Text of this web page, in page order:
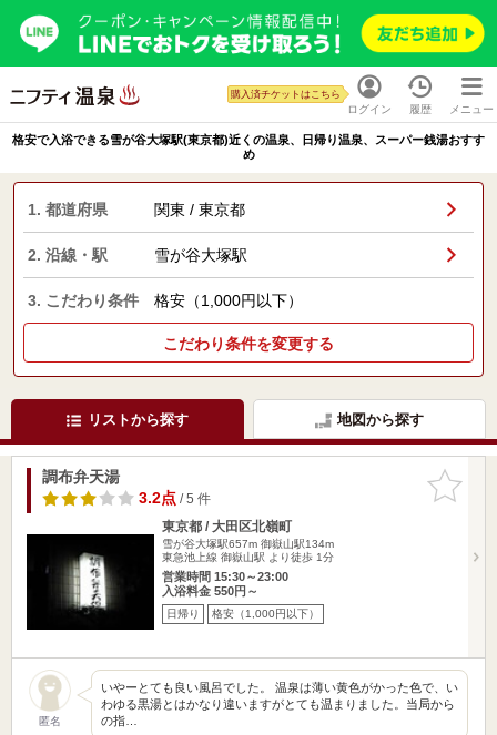
ログイン
購入済チケットはこちら
履歴 メニュー
格安で入浴できる雪が谷大塚駅(東京都)近くの温泉、日帰り温泉、スーパー銭湯おすす
め
1. 都道府県 関東 / 東京都
2. 沿線・駅 雪が谷大塚駅
3. こだわり条件 格安（1,000円以下）
こだわり条件を変更する
リストから探す 地図から探す
お気に入
りに追加
調布弁天湯
3.2点/ 5 件
東京都 / 大田区北嶺町
雪が谷大塚駅657m 御嶽山駅134m
東急池上線 御嶽山駅 より徒歩 1分
営業時間 15:30～23:00
入浴料金 550円～
日帰り 格安（1,000円以下）
匿名
いやーとても良い風呂でした。 温泉は薄い黄色がかった色で、い
わゆる黒湯とはかなり違いますがとても温まりました。当局から
の指…